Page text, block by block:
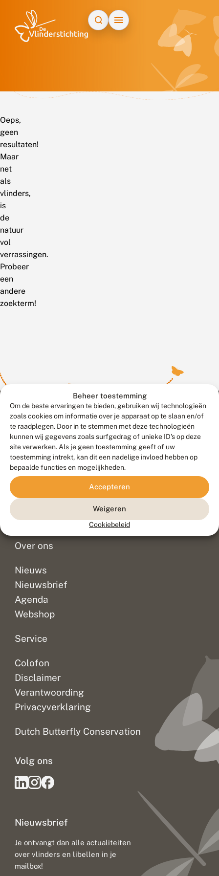
Beheer toestemming
Om de beste ervaringen te bieden, gebruiken wij technologieën
zoals cookies om informatie over je apparaat op te slaan en/of
te raadplegen. Door in te stemmen met deze technologieën
kunnen wij gegevens zoals surfgedrag of unieke ID's op deze
site verwerken. Als je geen toestemming geeft of uw
toestemming intrekt, kan dit een nadelige invloed hebben op
bepaalde functies en mogelijkheden.
Accepteren
Weigeren
Cookiebeleid
Oeps,
geen
resultaten!
Maar
net
als
vlinders,
is
de
natuur
vol
verrassingen.
Probeer
een
andere
zoekterm!
Contact
Veelgestelde vragen
Doneer
Over ons
Nieuws
Nieuwsbrief
Agenda
Webshop
Service
Colofon
Disclaimer
Verantwoording
Privacyverklaring
Dutch Butterfly Conservation
Nieuwsbrief
Je ontvangt dan alle actualiteiten
over vlinders en libellen in je
mailbox!
Volg ons
Meld waarnemingen© 2026 Vlinderstichting
Duurzaam ontwikkeld door
Go2People
, ontworpen door
Blue Field Agency
Privacy
Disclaimer
Sitemap